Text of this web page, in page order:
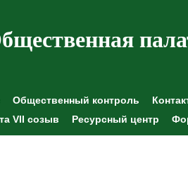
Общественный контроль
VII созыв
Ресурсный центр